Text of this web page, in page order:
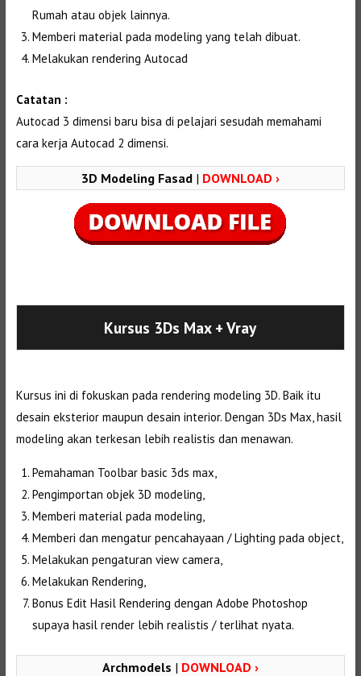
Rumah atau objek lainnya.
Memberi material pada modeling yang telah dibuat.
Melakukan rendering Autocad
Catatan :
Autocad 3 dimensi baru bisa di pelajari sesudah memahami
cara kerja Autocad 2 dimensi.
3D Modeling Fasad | DOWNLOAD ›
Kursus 3Ds Max + Vray
Kursus ini di fokuskan pada rendering modeling 3D. Baik itu
desain eksterior maupun desain interior. Dengan 3Ds Max, hasil
modeling akan terkesan lebih realistis dan menawan.
Pemahaman Toolbar basic 3ds max,
Pengimportan objek 3D modeling,
Memberi material pada modeling,
Memberi dan mengatur pencahayaan / Lighting pada object,
Melakukan pengaturan view camera,
Melakukan Rendering,
Bonus Edit Hasil Rendering dengan Adobe Photoshop
supaya hasil render lebih realistis / terlihat nyata.
Archmodels | DOWNLOAD ›